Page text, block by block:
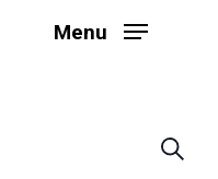
Menu
Search